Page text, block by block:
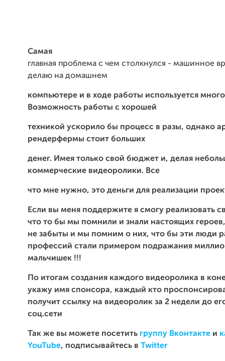
Самая
главная проблема с чем столкнулся - машинное
делаю на домашнем
компьютере и в ходе работы используется
Возможность работы с хорошей
техникой ускорило бы процесс в разы, однако
рендерфермы стоит больших
денег. Имея только свой бюджет и, делая
коммерческие видеоролики. Все
что мне нужно, это деньги для реализации
Если вы меня поддержите я смогу реализовать
что то бы мы помнили и знали настоящих
не забыты и мы помним о них, что бы эти люди
профессий стали примером подражания
мальчишек !!!
По итогам создания каждого видеоролика в
укажу имя спонсора, каждый кто
получит ссылку на видеоролик за 2 недели до
соц.сети
Так же вы можете посетить группу Вконтакте и
YouTube, подписывайтесь в Twitter